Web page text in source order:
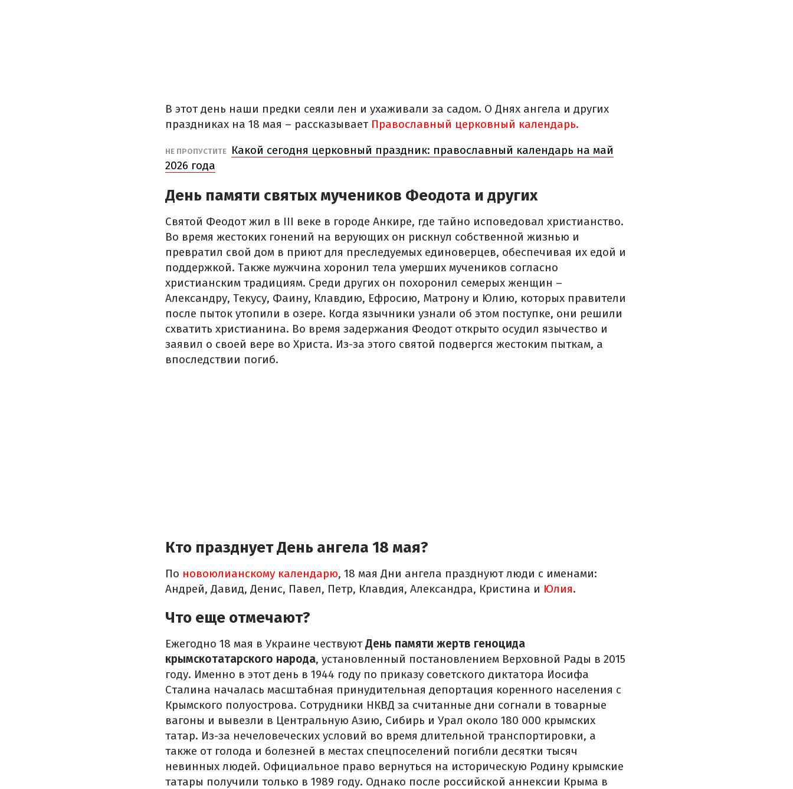
В этот день наши предки сеяли лен и ухаживали за садом. О Днях ангела и других
праздниках на 18 мая – рассказывает Православный церковный календарь.
НЕ ПРОПУСТИТЕ
Какой сегодня церковный праздник: православный календарь на май
2026 года
День памяти святых мучеников Феодота и других
Святой Феодот жил в III веке в городе Анкире, где тайно исповедовал христианство.
Во время жестоких гонений на верующих он рискнул собственной жизнью и
превратил свой дом в приют для преследуемых единоверцев, обеспечивая их едой и
поддержкой. Также мужчина хоронил тела умерших мучеников согласно
христианским традициям. Среди других он похоронил семерых женщин –
Александру, Текусу, Фаину, Клавдию, Ефросию, Матрону и Юлию, которых правители
после пыток утопили в озере. Когда язычники узнали об этом поступке, они решили
схватить христианина. Во время задержания Феодот открыто осудил язычество и
заявил о своей вере во Христа. Из-за этого святой подвергся жестоким пыткам, а
впоследствии погиб.
Кто празднует День ангела 18 мая?
По новоюлианскому календарю, 18 мая Дни ангела празднуют люди с именами:
Андрей, Давид, Денис, Павел, Петр, Клавдия, Александра, Кристина и Юлия.
Что еще отмечают?
Ежегодно 18 мая в Украине чествуютДень памяти жертв геноцида
крымскотатарского народа, установленный постановлением Верховной Рады в 2015
году. Именно в этот день в 1944 году по приказу советского диктатора Иосифа
Сталина началась масштабная принудительная депортация коренного населения с
Крымского полуострова. Сотрудники НКВД за считанные дни согнали в товарные
вагоны и вывезли в Центральную Азию, Сибирь и Урал около 180 000 крымских
татар. Из-за нечеловеческих условий во время длительной транспортировки, а
также от голода и болезней в местах спецпоселений погибли десятки тысяч
невинных людей. Официальное право вернуться на историческую Родину крымские
татары получили только в 1989 году. Однако после российской аннексии Крыма в